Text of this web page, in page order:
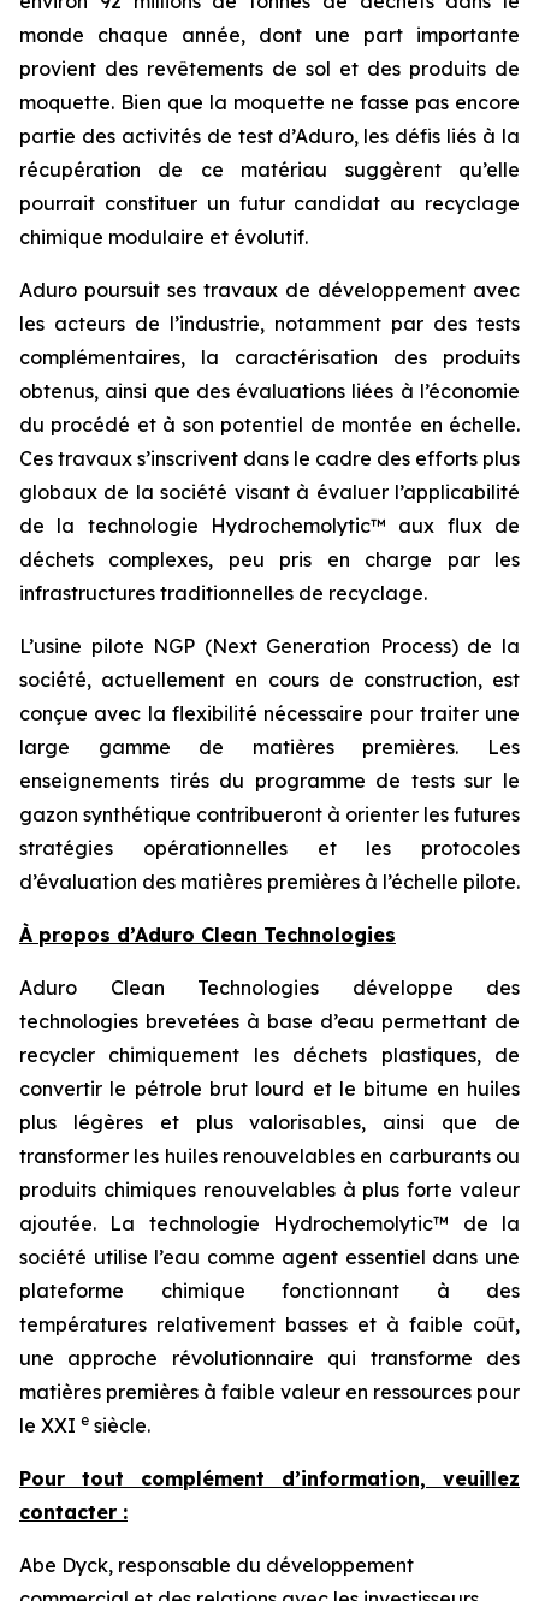
monde chaque année, dont une part importante
provient des revêtements de sol et des produits de
moquette. Bien que la moquette ne fasse pas encore
partie des activités de test d’Aduro, les défis liés à la
récupération de ce matériau suggèrent qu’elle
pourrait constituer un futur candidat au recyclage
chimique modulaire et évolutif.
Aduro poursuit ses travaux de développement avec
les acteurs de l’industrie, notamment par des tests
complémentaires, la caractérisation des produits
obtenus, ainsi que des évaluations liées à l’économie
du procédé et à son potentiel de montée en échelle.
Ces travaux s’inscrivent dans le cadre des efforts plus
globaux de la société visant à évaluer l’applicabilité
de la technologie Hydrochemolytic™ aux flux de
déchets complexes, peu pris en charge par les
infrastructures traditionnelles de recyclage.
L’usine pilote NGP (Next Generation Process) de la
société, actuellement en cours de construction, est
conçue avec la flexibilité nécessaire pour traiter une
large gamme de matières premières. Les
enseignements tirés du programme de tests sur le
gazon synthétique contribueront à orienter les futures
stratégies opérationnelles et les protocoles
d’évaluation des matières premières à l’échelle pilote.
À propos d’Aduro Clean Technologies
Aduro Clean Technologies développe des
technologies brevetées à base d’eau permettant de
recycler chimiquement les déchets plastiques, de
convertir le pétrole brut lourd et le bitume en huiles
plus légères et plus valorisables, ainsi que de
transformer les huiles renouvelables en carburants ou
produits chimiques renouvelables à plus forte valeur
ajoutée. La technologie Hydrochemolytic™ de la
société utilise l’eau comme agent essentiel dans une
plateforme chimique fonctionnant à des
températures relativement basses et à faible coût,
une approche révolutionnaire qui transforme des
matières premières à faible valeur en ressources pour
le XXI e siècle.
Pour tout complément d’information, veuillez
contacter :
Abe Dyck, responsable du développement